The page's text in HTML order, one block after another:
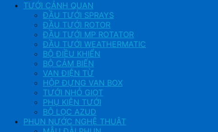
TƯỚI CẢNH QUAN
ĐẦU TƯỚI SPRAYS
ĐẦU TƯỚI ROTOR
ĐẦU TƯỚI MP ROTATOR
ĐẦU TƯỚI WEATHERMATIC
BỘ ĐIỀU KHIỂN
BỘ CẢM BIẾN
VAN ĐIỆN TỪ
HỘP ĐỰNG VAN BOX
TƯỚI NHỎ GIỌT
PHỤ KIỆN TƯỚI
BỘ LỌC AZUD
PHUN NƯỚC NGHỆ THUẬT